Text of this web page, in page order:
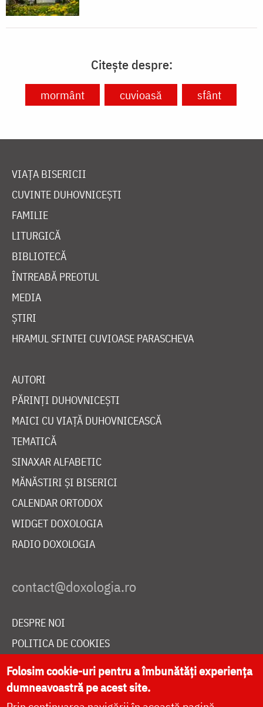
Citește despre:
mormânt cuvioasă sfânt
VIAȚA BISERICII
CUVINTE DUHOVNICEȘTI
FAMILIE
LITURGICĂ
BIBLIOTECĂ
ÎNTREABĂ PREOTUL
MEDIA
ȘTIRI
HRAMUL SFINTEI CUVIOASE PARASCHEVA
AUTORI
PĂRINȚI DUHOVNICEȘTI
MAICI CU VIAȚĂ DUHOVNICEASCĂ
TEMATICĂ
SINAXAR ALFABETIC
MĂNĂSTIRI ȘI BISERICI
CALENDAR ORTODOX
WIDGET DOXOLOGIA
RADIO DOXOLOGIA
DESPRE NOI
POLITICA DE COOKIES
DONEAZĂ ONLINE PENTRU CATEDRALA NAȚIONALĂ
Folosim cookie-uri pentru a îmbunătăți experiența
dumneavoastră pe acest site.